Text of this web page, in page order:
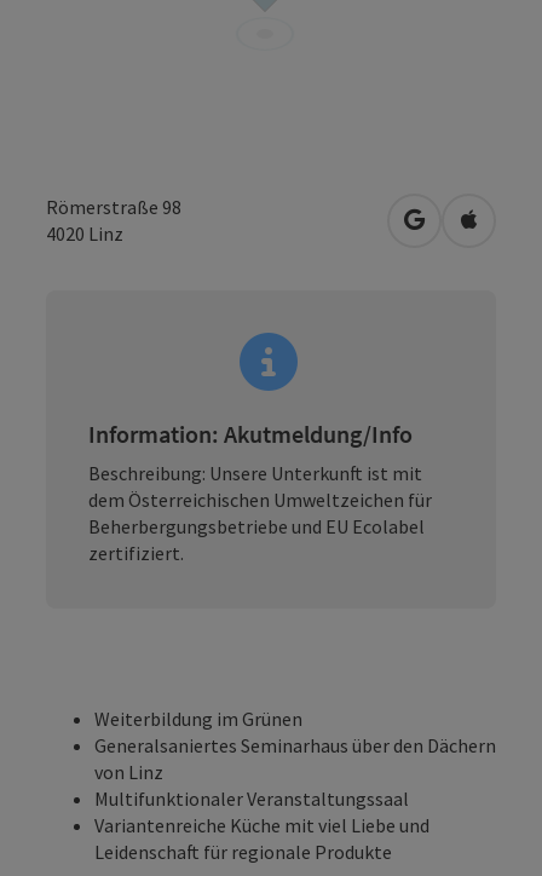
Römerstraße 98
4020 Linz in Google
in
Information: Akutmeldung/Info
Beschreibung: Unsere Unterkunft ist mit
dem Österreichischen Umweltzeichen für
Beherbergungsbetriebe und EU Ecolabel
zertifiziert.
Weiterbildung im Grünen
Generalsaniertes Seminarhaus über den Dächern
von Linz
Multifunktionaler Veranstaltungssaal
Variantenreiche Küche mit viel Liebe und
Leidenschaft für regionale Produkte